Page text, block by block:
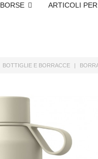
BORSE ARTICOLI
BOTTIGLIE E BORRACCE